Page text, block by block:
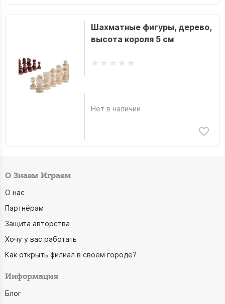
Шахматные фигуры, дерево,
высота короля 5 см
Нет в наличии
О Знаем Играем
О нас
Партнёрам
Защита авторства
Хочу у вас работать
Как открыть филиал в своём городе?
Информация
Блог